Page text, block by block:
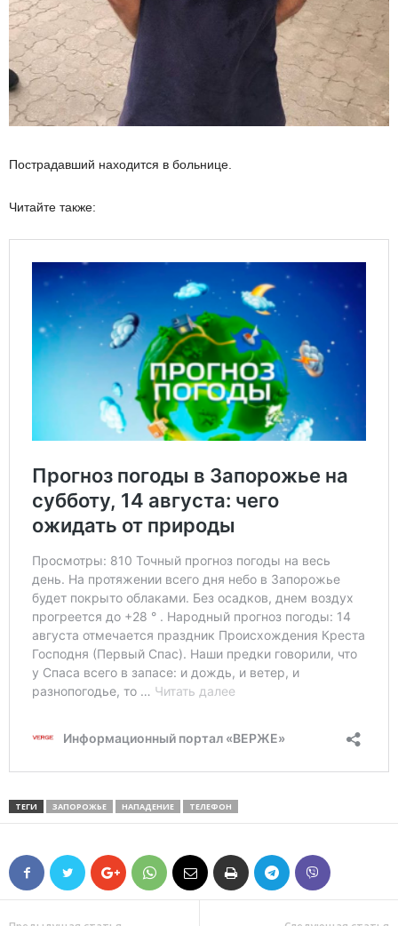
Пострадавший находится в больнице.
Читайте также:
ТЕГИ ЗАПОРОЖЬЕ НАПАДЕНИЕ ТЕЛЕФОН